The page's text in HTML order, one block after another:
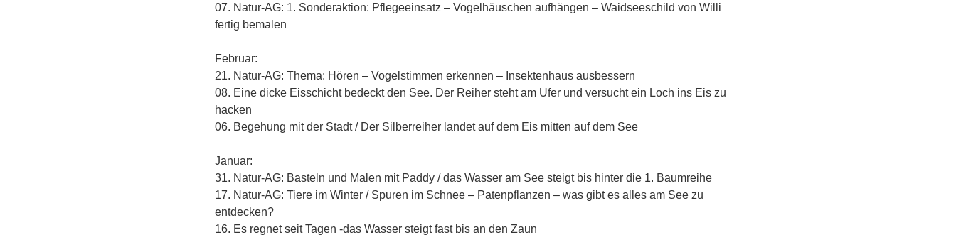
07. Natur-AG: 1. Sonderaktion: Pflegeeinsatz – Vogelhäuschen aufhängen – Waidseeschild von Willi
fertig bemalen
Februar:
21. Natur-AG: Thema: Hören – Vogelstimmen erkennen – Insektenhaus ausbessern
08. Eine dicke Eisschicht bedeckt den See. Der Reiher steht am Ufer und versucht ein Loch ins Eis zu
hacken
06. Begehung mit der Stadt / Der Silberreiher landet auf dem Eis mitten auf dem See
Januar:
31. Natur-AG: Basteln und Malen mit Paddy / das Wasser am See steigt bis hinter die 1. Baumreihe
17. Natur-AG: Tiere im Winter / Spuren im Schnee – Patenpflanzen – was gibt es alles am See zu
entdecken?
16. Es regnet seit Tagen -das Wasser steigt fast bis an den Zaun